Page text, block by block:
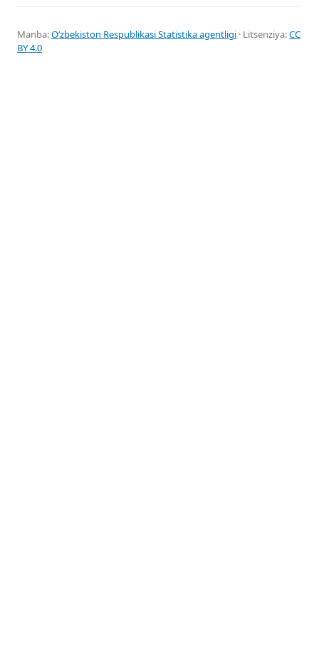
Manba:Oʻzbekiston Respublikasi Statistika agentligi · Litsenziya:CC
BY 4.0